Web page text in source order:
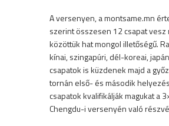
A versenyen, a montsame.mn
szerint összesen 12 csapat vesz
közöttük hat mongol illetőségű.
kínai, szingapúri, dél-koreai,
csapatok is küzdenek majd a
tornán első- és második
csapatok kvalifikálják magukat a
Chengdu-i versenyén való